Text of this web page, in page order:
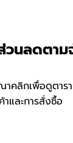
วนลดตาม
คลิกเพื่อดูตาร
และการสั่งซื้อ